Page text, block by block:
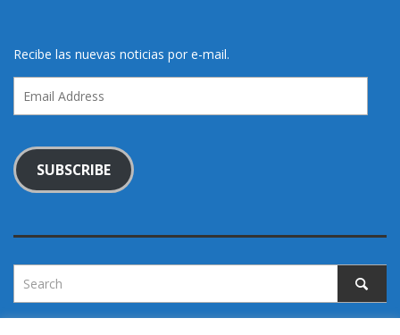
Recibe las nuevas noticias por e-mail.
Address
SUBSCRIBE